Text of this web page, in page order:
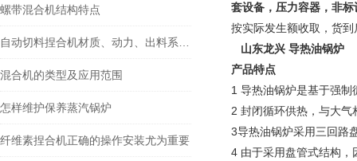
螺带混合机结构特点
混合机的类型及应用范围
怎样维护保养蒸汽锅炉
纤维素捏合机正确的操作安装尤为重要
套设备，压力容器，非标
按实际发生额收取，货
山东龙兴 导热油锅炉
产品特点
1 导热油锅炉是基于强
2 封闭循环供热，与大
3导热油锅炉采用三回路
4 由于采用盘管式结构，